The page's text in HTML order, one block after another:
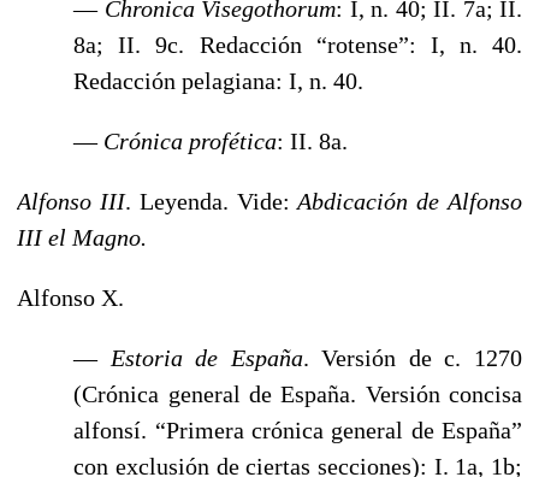
— Chronica Visegothorum: I, n. 40; II. 7a; II.
8a; II. 9c. Redacción “rotense”: I, n. 40.
Redacción pelagiana: I, n. 40.
— Crónica profética: II. 8a.
Alfonso III. Leyenda. Vide:Abdicación de Alfonso
III el Magno.
Alfonso X.
— Estoria de España. Versión de c. 1270
(Crónica general de España. Versión concisa
alfonsí. “Primera crónica general de España”
con exclusión de ciertas secciones): I. 1a, 1b;